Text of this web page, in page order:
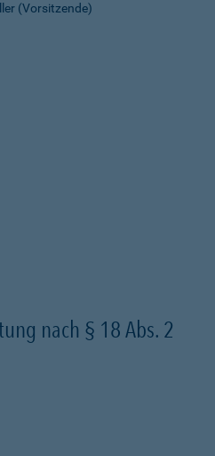
(Vorsitzende)
nach § 18 Abs. 2